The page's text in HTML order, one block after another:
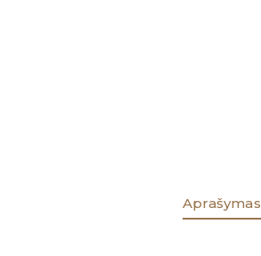
Aprašymas